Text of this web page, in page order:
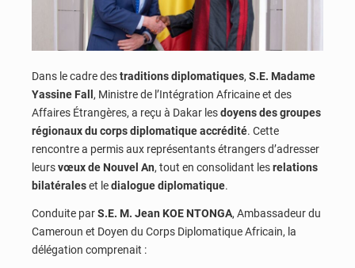
Dans le cadre destraditions diplomatiques, S.E. Madame
Yassine Fall, Ministre de l’Intégration Africaine et des
Affaires Étrangères, a reçu à Dakar lesdoyens des groupes
régionaux du corps diplomatique accrédité. Cette
rencontre a permis aux représentants étrangers d’adresser
leursvœux de Nouvel An, tout en consolidant lesrelations
bilatéraleset ledialogue diplomatique.
Conduite parS.E. M. Jean KOE NTONGA, Ambassadeur du
Cameroun et Doyen du Corps Diplomatique Africain, la
délégation comprenait :